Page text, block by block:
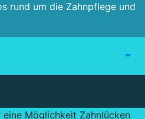
rund um die Zahnpflege und
Möglichkeit Zahnlücken